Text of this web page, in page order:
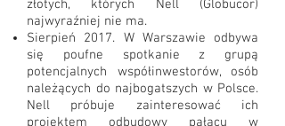
złotych, których Nell (Globucor)
najwyraźniej nie ma.
Sierpień 2017. W Warszawie odbywa
się poufne spotkanie z grupą
potencjalnych współinwestorów, osób
należących do najbogatszych w Polsce.
Nell próbuje zainteresować ich
projektem odbudowy pałacu w